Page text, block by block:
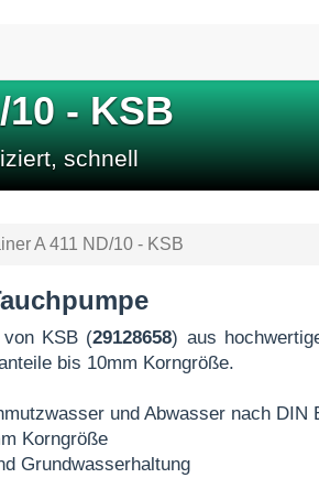
- KSB
schnell
A 411 ND/10 - KSB
von KSB (29128658) aus
bis 10mm Korngröße.
und Abwasser nach DIN
Korngröße
Grundwasserhaltung